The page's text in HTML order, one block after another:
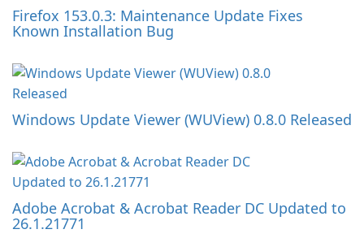
Firefox 153.0.3: Maintenance Update Fixes
Known Installation Bug
Windows Update Viewer (WUView) 0.8.0 Released
Adobe Acrobat & Acrobat Reader DC Updated to
26.1.21771